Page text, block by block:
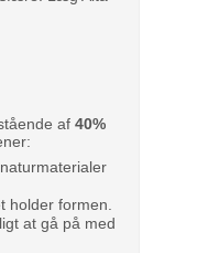
af40%
holder formen.
at gå på med